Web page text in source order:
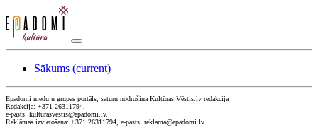
Sākums (current)
Epadomi meduju grupas portāls, saturu nodrošina Kultūras Vēstis.lv redakcija
Redakcija: +371 26311794,
e-pasts: kulturasvestis@epadomi.lv.
Reklāmas izvietošana: +371 26311794, e-pasts: reklama@epadomi.lv